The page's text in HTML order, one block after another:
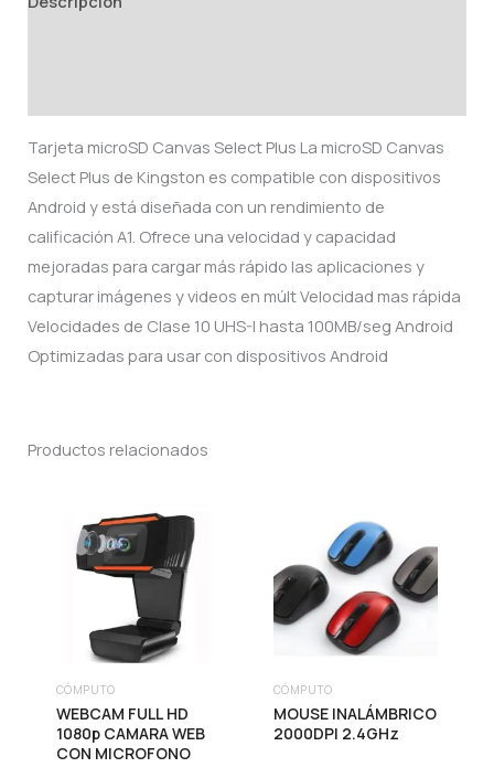
Tarjeta microSD Canvas Select Plus La microSD Canvas
Select Plus de Kingston es compatible con dispositivos
Android y está diseñada con un rendimiento de
calificación A1. Ofrece una velocidad y capacidad
mejoradas para cargar más rápido las aplicaciones y
capturar imágenes y videos en múlt Velocidad mas rápida
Velocidades de Clase 10 UHS-I hasta 100MB/seg Android
Optimizadas para usar con dispositivos Android
Productos relacionados
CÓMPUTO
WEBCAM FULL HD
1080p CAMARA WEB
CON MICROFONO
CÓMPUTO
MOUSE INALÁMBRICO
2000DPI 2.4GHz
Este
producto